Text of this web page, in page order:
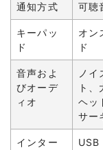
通知方式 可聴
キーパッ
ド
オン
ド
音声およ
びオーデ
ィオ
ノ
ト
ヘッ
サー
インター